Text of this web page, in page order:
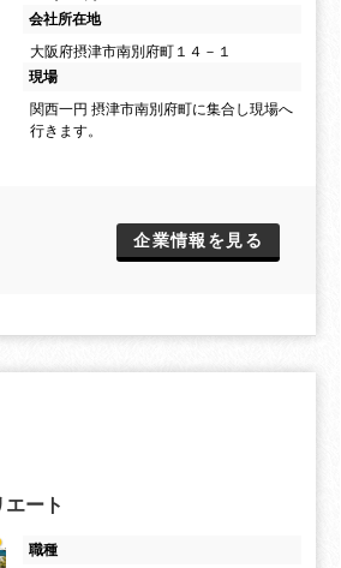
会社所在地
大阪府摂津市南別府町１４－１
現場
関西一円 摂津市南別府町に集合し現場へ
行きます。
企業情報を見る
ート
職種